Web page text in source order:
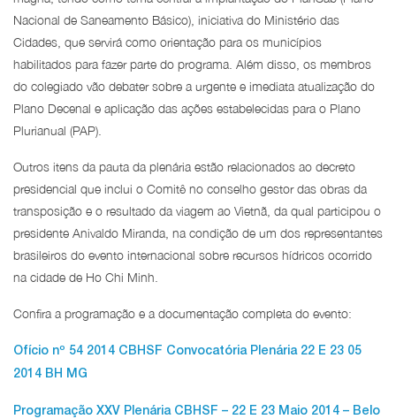
Nacional de Saneamento Básico), iniciativa do Ministério das
Cidades, que servirá como orientação para os municípios
habilitados para fazer parte do programa. Além disso, os membros
do colegiado vão debater sobre a urgente e imediata atualização do
Plano Decenal e aplicação das ações estabelecidas para o Plano
Plurianual (PAP).
Outros itens da pauta da plenária estão relacionados ao decreto
presidencial que inclui o Comitê no conselho gestor das obras da
transposição e o resultado da viagem ao Vietnã, da qual participou o
presidente Anivaldo Miranda, na condição de um dos representantes
brasileiros do evento internacional sobre recursos hídricos ocorrido
na cidade de Ho Chi Minh.
Confira a programação e a documentação completa do evento:
Ofício nº 54 2014 CBHSF Convocatória Plenária 22 E 23 05
2014 BH MG
Programação XXV Plenária CBHSF – 22 E 23 Maio 2014 – Belo